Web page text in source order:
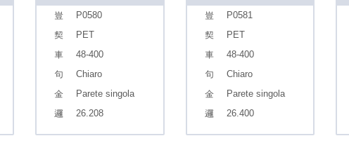
P0580
PET
48-400
Chiaro
Parete singola
26.208
P0581
PET
48-400
Chiaro
Parete singola
26.400